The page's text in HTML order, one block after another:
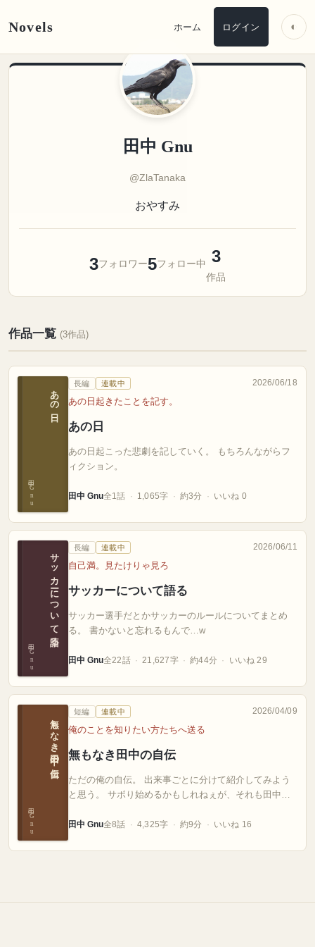
Novels ホーム ログイン ◐
田中 Gnu
@ZlaTanaka
おやすみ
3フォロワー5フォロー中 3
作品
作品一覧 (3作品)
あの日
田中 Gnu
長編 連載中 2026/06/18
あの日起きたことを記す。
あの日
あの日起こった悲劇を記していく。 もちろんながらフ
ィクション。
田中 Gnu全1話 1,065字 約3分 いいね 0
サッカーについて語る
田中 Gnu
長編 連載中 2026/06/11
自己満。見たけりゃ見ろ
サッカーについて語る
サッカー選手だとかサッカーのルールについてまとめ
る。 書かないと忘れるもんで…w
田中 Gnu全22話 21,627字 約44分 いいね 29
無もなき田中の自伝
田中 Gnu
短編 連載中 2026/04/09
俺のことを知りたい方たちへ送る
無もなき田中の自伝
ただの俺の自伝。 出来事ごとに分けて紹介してみよう
と思う。 サボり始めるかもしれねぇが、それも田中
田中 Gnu全8話 4,325字 約9分 いいね 16